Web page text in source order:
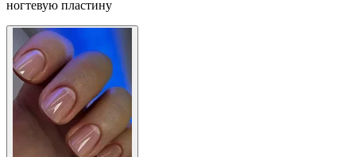
ногтевую пластину